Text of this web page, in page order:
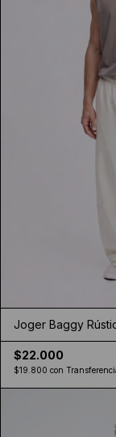
Joger Baggy
$22.000
$19.800 con